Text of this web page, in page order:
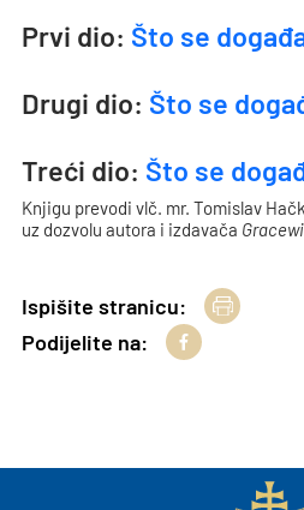
Prvi dio: Što se
Drugi dio: Što se
Treći dio: Što se
Knjigu prevodi vlč. mr. Tomislav
uz dozvolu autora i izdavača
Ispišite stranicu:
Podijelite na: